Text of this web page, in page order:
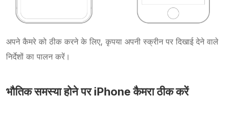
अपने कैमरे को ठीक करने के लिए, कृपया अपनी स्क्रीन पर दिखाई देने वाले
निर्देशों का पालन करें।
भौतिक समस्या होने पर iPhone कैमरा ठीक करें